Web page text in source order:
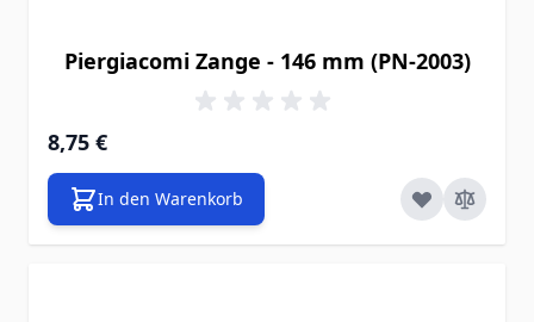
Piergiacomi Zange - 146 mm (PN-2003)
8,75 €
In den Warenkorb